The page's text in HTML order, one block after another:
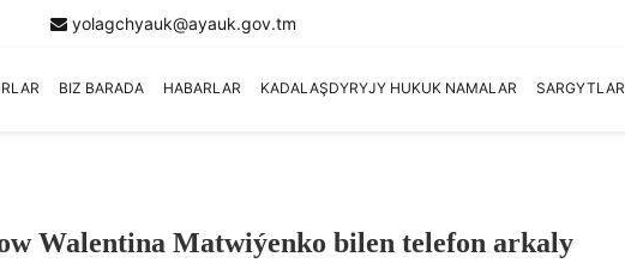
yolagchyauk@ayauk.gov.tm
BIZ BARADA HABARLAR KADALAŞDYRYJY HUKUK NAMALAR SARGYTLAR
Walentina Matwiýenko bilen telefon arkaly